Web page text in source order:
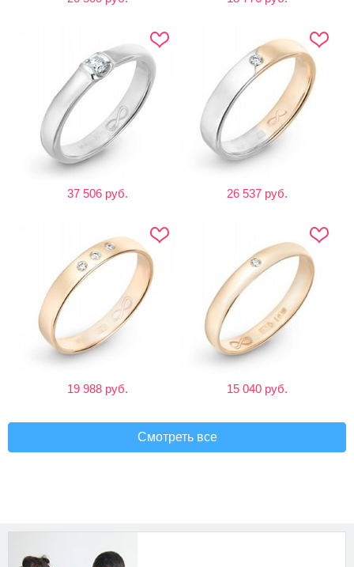
37 506 руб. 26 537 руб.
19 988 руб. 15 040 руб.
Смотреть все